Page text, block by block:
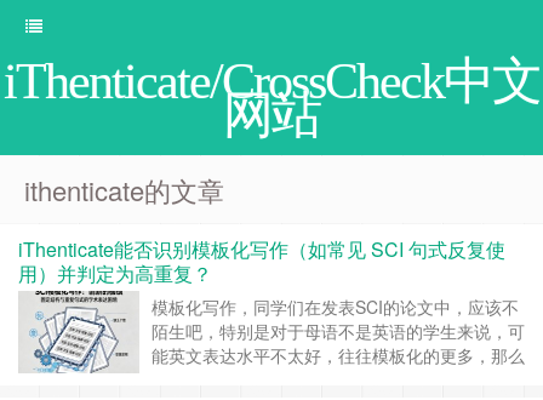
iThenticate/CrossCheck中文
网站
ithenticate的文章
iThenticate能否识别模板化写作（如常见 SCI 句式反复使
用）并判定为高重复？
模板化写作，同学们在发表SCI的论文中，应该不
陌生吧，特别是对于母语不是英语的学生来说，可
能英文表达水平不太好，往往模板化的更多，那么